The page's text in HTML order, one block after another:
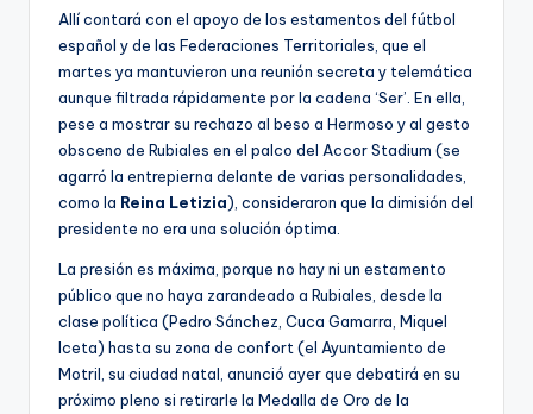
Allí contará con el apoyo de los estamentos del fútbol
español y de las Federaciones Territoriales, que el
martes ya mantuvieron una reunión secreta y telemática
aunque filtrada rápidamente por la cadena ‘Ser’. En ella,
pese a mostrar su rechazo al beso a Hermoso y al gesto
obsceno de Rubiales en el palco del Accor Stadium (se
agarró la entrepierna delante de varias personalidades,
como la Reina Letizia), consideraron que la dimisión del
presidente no era una solución óptima.
La presión es máxima, porque no hay ni un estamento
público que no haya zarandeado a Rubiales, desde la
clase política (Pedro Sánchez, Cuca Gamarra, Miquel
Iceta) hasta su zona de confort (el Ayuntamiento de
Motril, su ciudad natal, anunció ayer que debatirá en su
próximo pleno si retirarle la Medalla de Oro de la